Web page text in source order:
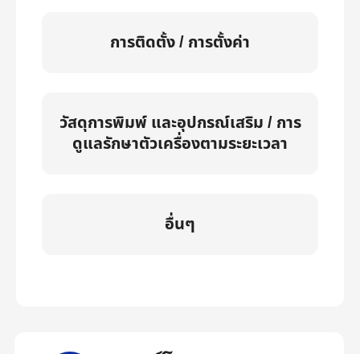
การติดตั้ง / การตั้งค่า
วัสดุการพิมพ์ และอุปกรณ์เสริม / การ
ดูแลรักษาตัวเครื่องตามระยะเวลา
อื่นๆ